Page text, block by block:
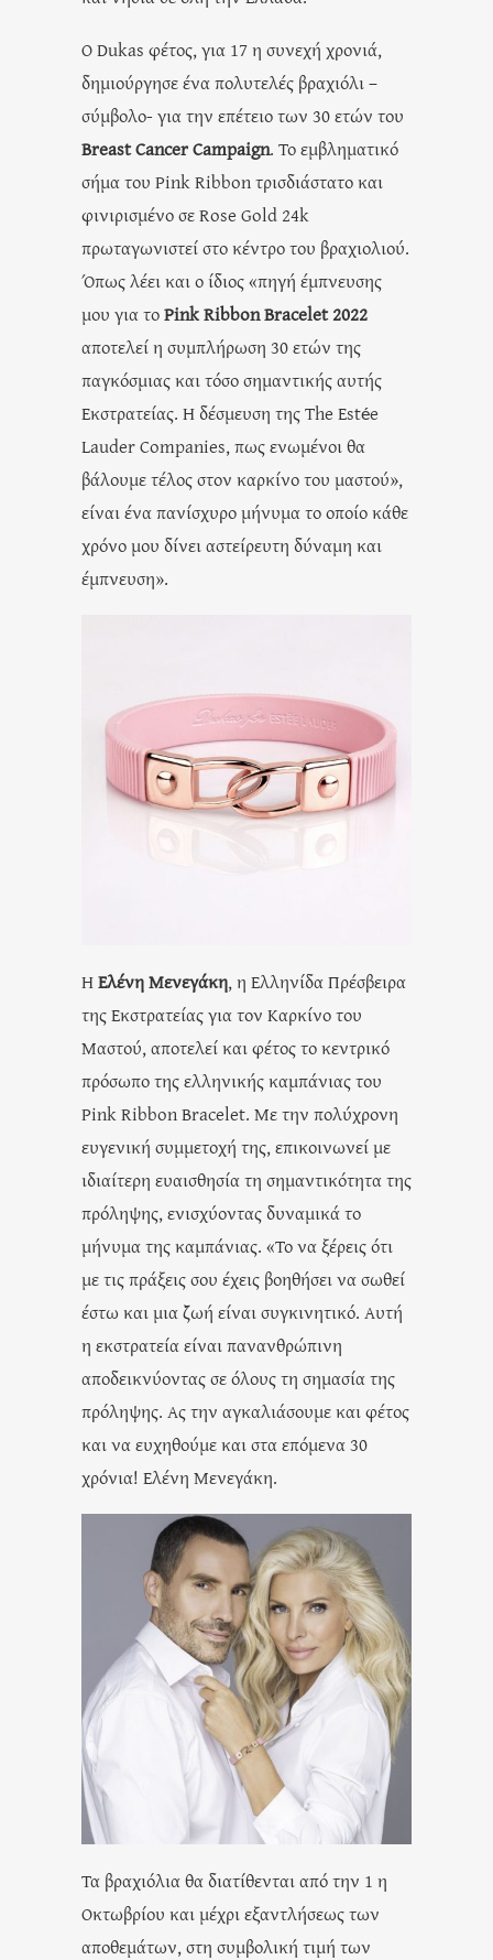
O Dukas φέτος, για 17 η συνεχή χρονιά,
δημιούργησε ένα πολυτελές βραχιόλι –
σύμβολο- για την επέτειο των 30 ετών του
Breast Cancer Campaign. Το εμβληματικό
σήμα του Pink Ribbon τρισδιάστατο και
φινιρισμένο σε Rose Gold 24k
πρωταγωνιστεί στο κέντρο του βραχιολιού.
Όπως λέει και ο ίδιος «πηγή έμπνευσης
μου για τοPink Ribbon Bracelet 2022
αποτελεί η συμπλήρωση 30 ετών της
παγκόσμιας και τόσο σημαντικής αυτής
Εκστρατείας. Η δέσμευση της The Estée
Lauder Companies, πως ενωμένοι θα
βάλουμε τέλος στον καρκίνο του μαστού»,
είναι ένα πανίσχυρο μήνυμα το οποίο κάθε
χρόνο μου δίνει αστείρευτη δύναμη και
έμπνευση».
ΗΕλένη Μενεγάκη, η Ελληνίδα Πρέσβειρα
της Εκστρατείας για τον Καρκίνο του
Μαστού, αποτελεί και φέτος το κεντρικό
πρόσωπο της ελληνικής καμπάνιας του
Pink Ribbon Bracelet. Με την πολύχρονη
ευγενική συμμετοχή της, επικοινωνεί με
ιδιαίτερη ευαισθησία τη σημαντικότητα της
πρόληψης, ενισχύοντας δυναμικά το
μήνυμα της καμπάνιας. «Το να ξέρεις ότι
με τις πράξεις σου έχεις βοηθήσει να σωθεί
έστω και μια ζωή είναι συγκινητικό. Αυτή
η εκστρατεία είναι πανανθρώπινη
αποδεικνύοντας σε όλους τη σημασία της
πρόληψης. Ας την αγκαλιάσουμε και φέτος
και να ευχηθούμε και στα επόμενα 30
χρόνια! Ελένη Μενεγάκη.
Τα βραχιόλια θα διατίθενται από την 1 η
Οκτωβρίου και μέχρι εξαντλήσεως των
αποθεμάτων, στη συμβολική τιμή των